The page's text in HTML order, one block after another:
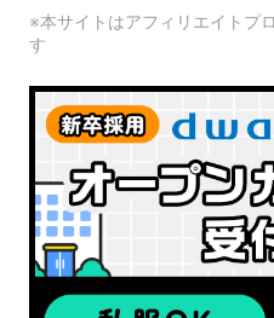
※本サイトはアフィリエイトプ
す